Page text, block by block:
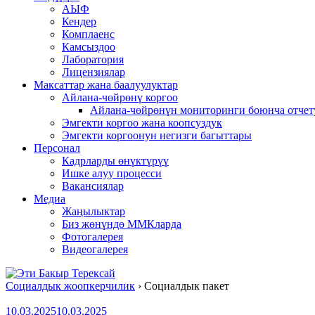
АЫФ
Кендер
Комплаенс
Камсыздоо
Лаборатория
Лицензиялар
Максаттар жана баалуулуктар
Айлана-чөйрөнү коргоо
Айлана-чөйрөнүн мониторинги боюнча
Эмгекти коргоо жана коопсуздук
Эмгекти коргоонун негизги багыттары
Персонал
Кадрларды өнүктүрүү
Ишке алуу процесси
Вакансиялар
Медиа
Жаңылыктар
Биз жөнүндө ММКларда
Фотогалерея
Видеогалерея
Социалдык жоопкерчилик › Социалдык пакет
10.03.202510.03.2025